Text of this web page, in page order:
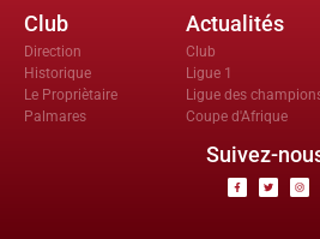
Club
Direction
Historique
Le Propriètaire
Palmares
Actualités
Club
Ligue 1
Ligue des
Coupe d'Afrique
Suivez-